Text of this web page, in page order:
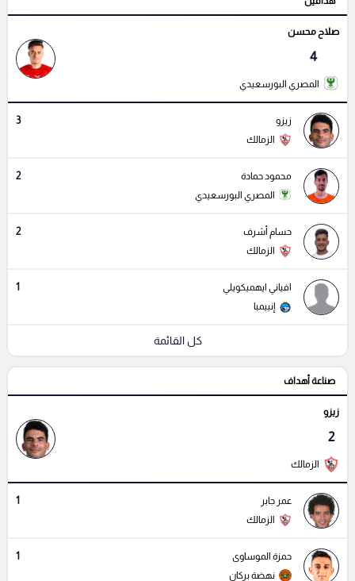
صلاح محسن
4
المصري البورسعيدي
زيزو 3
الزمالك
محمود حمادة 2
المصري البورسعيدي
حسام أشرف 2
الزمالك
افياني ايهميكويلي 1
إنييمبا
كل القائمة
صناعة أهداف
زيزو
2
الزمالك
عمر جابر 1
الزمالك
حمزة الموساوى 1
نهضة بركان